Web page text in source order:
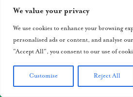
We value your privacy
We use cookies to enhance your browsing
personalised ads or content, and analyse
"Accept All", you consent to our use of
Customise Reject All